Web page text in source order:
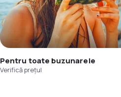
Pentru toate buzunarele
Verifică prețul